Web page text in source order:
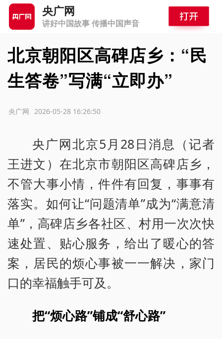
央广网
讲好中国故事 传播中国声音
北京朝阳区高碑店乡：“民
生答卷”写满“立即办”
2026-05-28 16:26:50
央广网
央广网北京5月28日消息（记者
王进文）在北京市朝阳区高碑店乡，
不管大事小情，件件有回复，事事有
落实。如何让“问题清单”成为“满意清
单”，高碑店乡各社区、村用一次次快
速处置、贴心服务，给出了暖心的答
案，居民的烦心事被一一解决，家门
口的幸福触手可及。
把“烦心路”铺成“舒心路”